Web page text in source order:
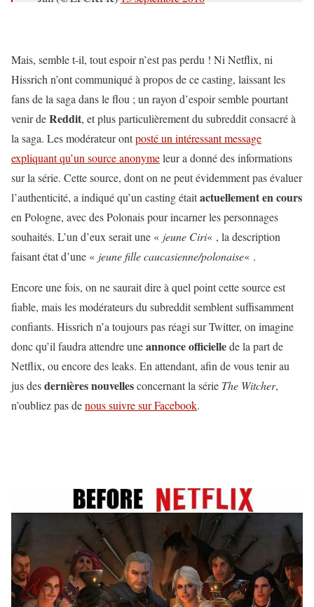
Mais, semble t-il, tout espoir n’est pas perdu ! Ni Netflix, ni
Hissrich n’ont communiqué à propos de ce casting, laissant les
fans de la saga dans le flou ; un rayon d’espoir semble pourtant
venir deReddit, et plus particulièrement du subreddit consacré à
la saga. Les modérateur ontposté un intéressant message
expliquant qu’un source anonymeleur a donné des informations
sur la série. Cette source, dont on ne peut évidemment pas évaluer
l’authenticité, a indiqué qu’un casting étaitactuellement en cours
en Pologne, avec des Polonais pour incarner les personnages
souhaités. L’un d’eux serait une « jeune Ciri« , la description
faisant état d’une « jeune fille caucasienne/polonaise« .
Encore une fois, on ne saurait dire à quel point cette source est
fiable, mais les modérateurs du subreddit semblent suffisamment
confiants. Hissrich n’a toujours pas réagi sur Twitter, on imagine
donc qu’il faudra attendre uneannonce officiellede la part de
Netflix, ou encore des leaks. En attendant, afin de vous tenir au
jus desdernières nouvellesconcernant la série The Witcher,
n’oubliez pas denous suivre sur Facebook.